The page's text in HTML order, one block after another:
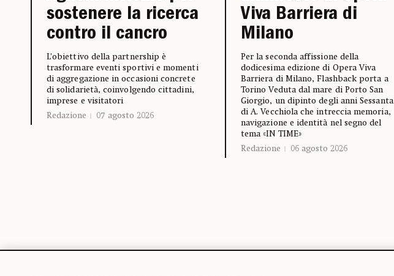
sostenere la ricerca
contro il cancro
L’obiettivo della partnership è
trasformare eventi sportivi e momenti
di aggregazione in occasioni concrete
di solidarietà, coinvolgendo cittadini,
imprese e visitatori
Redazione
07 agosto 2026
Viva Barriera di
Milano
Per la seconda affissione della
dodicesima edizione di Opera Viva
Barriera di Milano, Flashback porta a
Torino Veduta dal mare di Porto San
Giorgio, un dipinto degli anni Sessanta
di A. Vecchiola che intreccia memoria,
navigazione e identità nel segno del
tema «IN TIME»
Redazione
06 agosto 2026